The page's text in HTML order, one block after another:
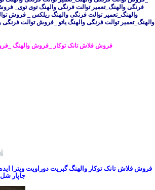
فرنگی والهنگ_تعمیر توالت فرنگی والهنگ توی توی_
والهنگ_تعمیر توالت فرنگی والهنگ ریلکس _ فروش
والهنگ_تعمیر توالت فرنگی والهنگ یاتو _فروش توالت
فروش فلاش تانک توکار _فروش والهنگ
فروش فلاش تانک توکار والهنگ گبریت دوراویت ویترا
جاپار